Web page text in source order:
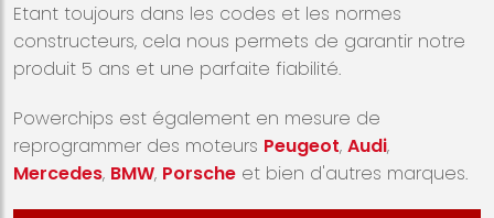
Etant toujours dans les codes et les normes
constructeurs, cela nous permets de garantir notre
produit 5 ans et une parfaite fiabilité.
Powerchips est également en mesure de
reprogrammer des moteurs Peugeot, Audi,
Mercedes, BMW, Porsche et bien d'autres marques.